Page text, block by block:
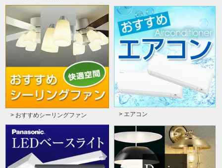
> おすすめシーリングファン > エアコン